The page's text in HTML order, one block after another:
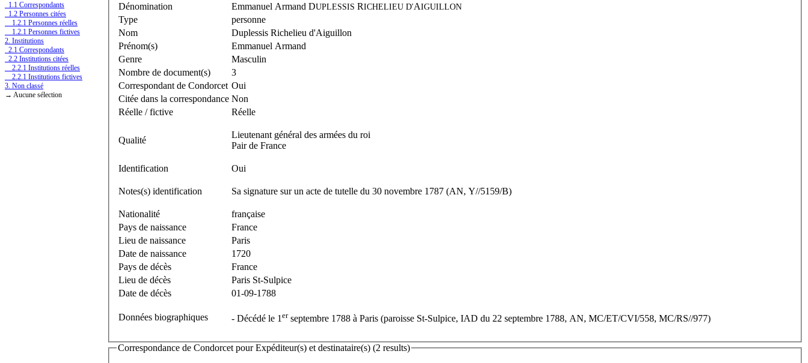
1.1 Correspondants
1.2 Personnes citées
1.2.1 Personnes réelles
1.2.1 Personnes fictives
2. Institutions
2.1 Correspondants
2.2 Institutions citées
2.2.1 Institutions réelles
2.2.1 Institutions fictives
3. Non classé
→ Aucune sélection
Dénomination
Emmanuel Armand DUPLESSIS RICHELIEU D'AIGUILLON
Type
personne
Nom
Duplessis Richelieu d'Aiguillon
Prénom(s)
Emmanuel Armand
Genre
Masculin
Nombre de document(s)
3
Correspondant de Condorcet Oui
Citée dans la correspondance Non
Réelle / fictive
Réelle
Qualité
Lieutenant général des armées du roi
Pair de France
Identification Oui
Notes(s) identification Sa signature sur un acte de tutelle du 30 novembre 1787 (AN, Y//5159/B)
Nationalité
française
Pays de naissance
France
Lieu de naissance
Paris
Date de naissance
1720
Pays de décès
France
Lieu de décès
Paris St-Sulpice
Date de décès
01-09-1788
Données biographiques - Décédé le 1 erseptembre 1788 à Paris (paroisse St-Sulpice, IAD du 22 septembre 1788, AN, MC/ET/CVI/558, MC/RS//977)
Correspondance de Condorcet pour Expéditeur(s) et destinataire(s) (2 results)